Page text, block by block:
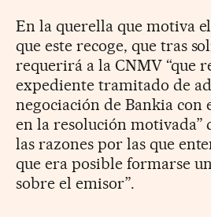
En la querella que motiva
que este recoge, que tras
requerirá a la CNMV “que
expediente tramitado de
negociación de Bankia con
en la resolución motivada”
las razones por las que
que era posible formarse
sobre el emisor”.